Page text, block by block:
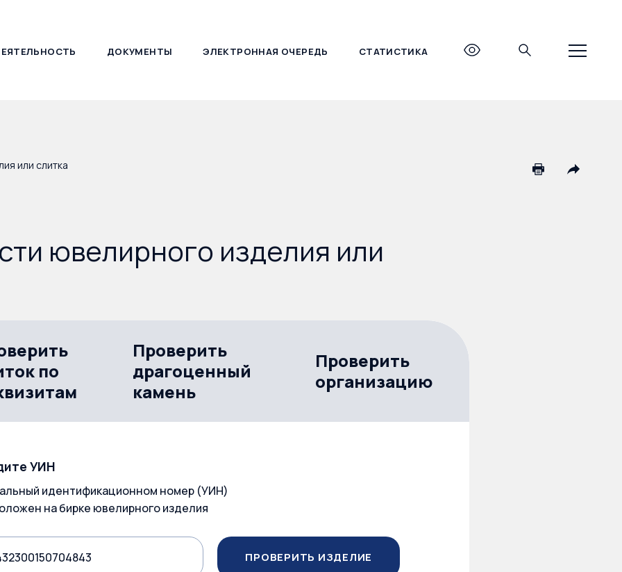
ДОКУМЕНТЫ ЭЛЕКТРОННАЯ ОЧЕРЕДЬ СТАТИСТИКА
+7 (495) 690-27-27
или слитка
ювелирного изделия или
по
Проверить
драгоценный
камень
Проверить
организацию
УИН
идентификационном номер (УИН)
на бирке ювелирного изделия
ПРОВЕРИТЬ ИЗДЕЛИЕ